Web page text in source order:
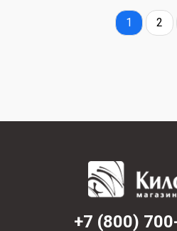
1 2
+7 (800)